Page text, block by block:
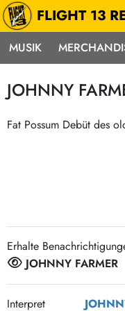
FLIGHT 13
MUSIK
Musik
Alle Neuheiten
Pre-Order
Mehr…
Soundtracks
JOHNNY
Fat Possum Debüt des
Erhalte
JOHNNY FARMER
Interpret